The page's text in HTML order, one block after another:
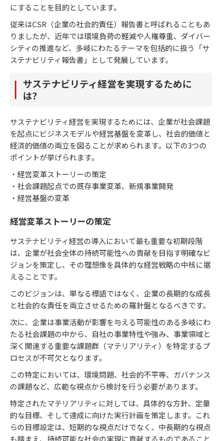
にすることを目的としています。
従来はCSR（企業の社会的責任）報告書と呼ばれることもあ
りましたが、近年では環境負荷の軽減や人権尊重、ダイバー
シティの推進など、多岐にわたるテーマを包括的に扱う「サ
ステナビリティ報告書」として発展しています。
サステナビリティ経営を実現するために
は？
サステナビリティ経営を実現するためには、企業が社会課題
を起点にビジネスモデルや経営基盤を変革し、社会的価値と
経済的価値の両立を図ることが求められます。以下の3つの
ポイントが挙げられます。
・経営変革ストーリーの策定
・社会課題起点での既存事業変革、新規事業開発
・経営基盤の変革
経営変革ストーリーの策定
サステナビリティ経営の導入において最も重要な初期段階
は、企業が社会全体の持続可能性への貢献を目指す明確なビ
ジョンを策定し、その理想像を具体的な経営戦略の中核に据
えることです。
このビジョンは、単なる標語ではなく、企業の長期的な成長
と社会的な責任を両立させるための羅針盤となるべきです。
次に、企業は事業活動が影響を与える可能性のある多岐にわ
たる社会課題の中から、自社の事業特性や強み、事業領域と
深く関連する重要な課題群（マテリアリティ）を特定するプ
ロセスが不可欠となります。
この特定においては、環境問題、社会的不平等、ガバナンス
の課題など、広範な視点から検討を行う必要があります。
特定されたマテリアリティに対しては、具体的な方針、定量
的な目標、そして達成に向けた実行計画を策定します。これ
らの目標設定は、短期的な視点だけでなく、中長期的な視点
も踏まえ、持続可能な社会の実現に貢献するものであること